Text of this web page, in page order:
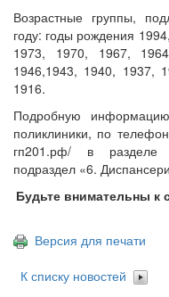
Возрастные группы,
году: годы рождения
1973, 1970, 1967,
1946,1943, 1940, 1937,
1916.
Подробную
поликлиники, по
гп201.рф/ в разделе
подраздел «6.
Будьте внимательны к
Версия для печати
К списку новостей